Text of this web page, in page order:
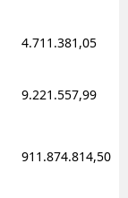
4.711.381,05
9.221.557,99
911.874.814,50